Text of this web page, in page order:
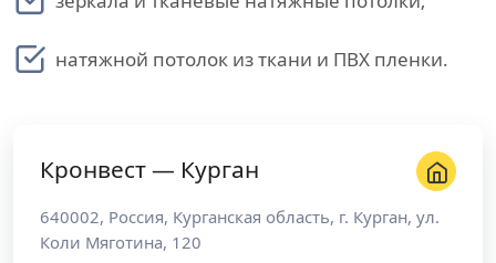
натяжной потолок из ткани и ПВХ пленки.
Кронвест — Курган
640002, Россия, Курганская область, г. Курган, ул.
Коли Мяготина, 120